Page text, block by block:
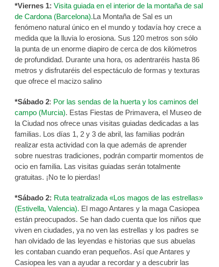
*Viernes 1: Visita guiada en el interior de la montaña de sal
de Cardona (Barcelona).La Montaña de Sal es un
fenómeno natural único en el mundo y todavía hoy crece a
medida que la lluvia lo erosiona. Sus 120 metros son sólo
la punta de un enorme diapiro de cerca de dos kilómetros
de profundidad. Durante una hora, os adentraréis hasta 86
metros y disfrutaréis del espectáculo de formas y texturas
que ofrece el macizo salino
*Sábado 2: Por las sendas de la huerta y los caminos del
campo (Murcia). Estas Fiestas de Primavera, el Museo de
la Ciudad nos ofrece unas visitas guiadas dedicadas a las
familias. Los días 1, 2 y 3 de abril, las familias podrán
realizar esta actividad con la que además de aprender
sobre nuestras tradiciones, podrán compartir momentos de
ocio en familia. Las visitas guiadas serán totalmente
gratuitas. ¡No te lo pierdas!
*Sábado 2: Ruta teatralizada «Los magos de las estrellas»
(Estivella, Valencia). El mago Antares y la maga Casiopea
están preocupados. Se han dado cuenta que los niños que
viven en ciudades, ya no ven las estrellas y los padres se
han olvidado de las leyendas e historias que sus abuelas
les contaban cuando eran pequeños. Así que Antares y
Casiopea les van a ayudar a recordar y a descubrir las